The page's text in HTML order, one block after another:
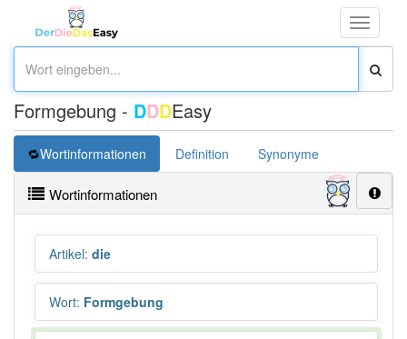
Toggle
Formgebung - DDDEasy
Wortinformationen Definition Synonyme
Wortinformationen
Artikel: die
Wort: Formgebung